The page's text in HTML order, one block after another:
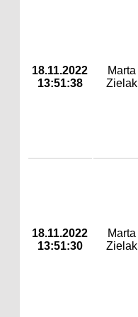
18.11.2022
13:51:38
Marta
Zielak
18.11.2022
13:51:30
Marta
Zielak